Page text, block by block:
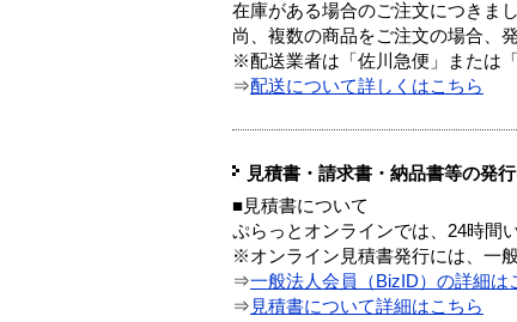
在庫がある場合のご注文につきま
尚、複数の商品をご注文の場合、
※配送業者は「佐川急便」または
⇒配送について詳しくはこちら
見積書・請求書・納品書等の発
■見積書について
ぷらっとオンラインでは、24時間
※オンライン見積書発行には、一
⇒一般法人会員（BizID）の詳細は
⇒ 見積書について詳細はこちら